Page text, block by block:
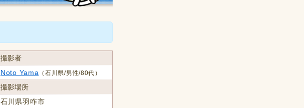
撮影者
Noto Yama （石川県/男性/80代）
撮影場所
石川県羽咋市